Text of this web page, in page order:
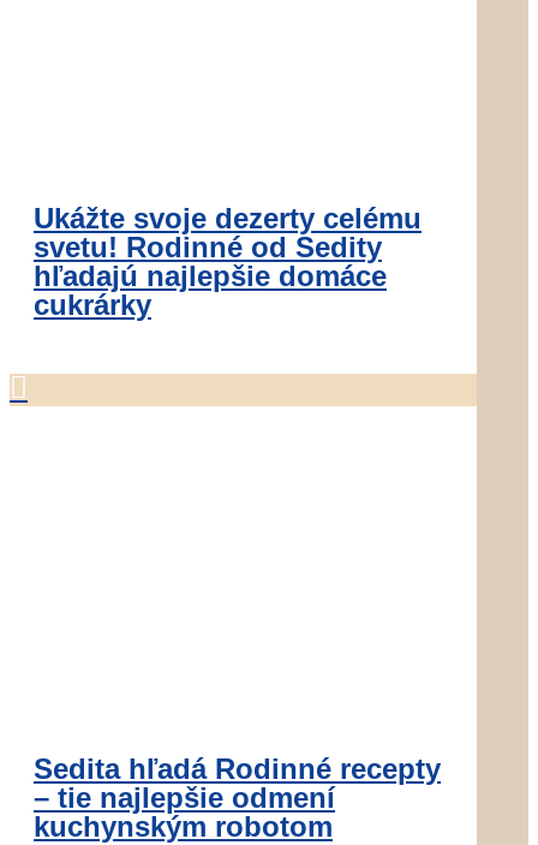
Ukážte svoje dezerty celému
svetu! Rodinné od Sedity
hľadajú najlepšie domáce
cukrárky

Sedita hľadá Rodinné recepty
– tie najlepšie odmení
kuchynským robotom